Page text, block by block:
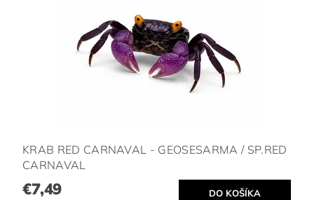
KRAB RED CARNAVAL - GEOSESARMA / SP.RED
CARNAVAL
€7,49